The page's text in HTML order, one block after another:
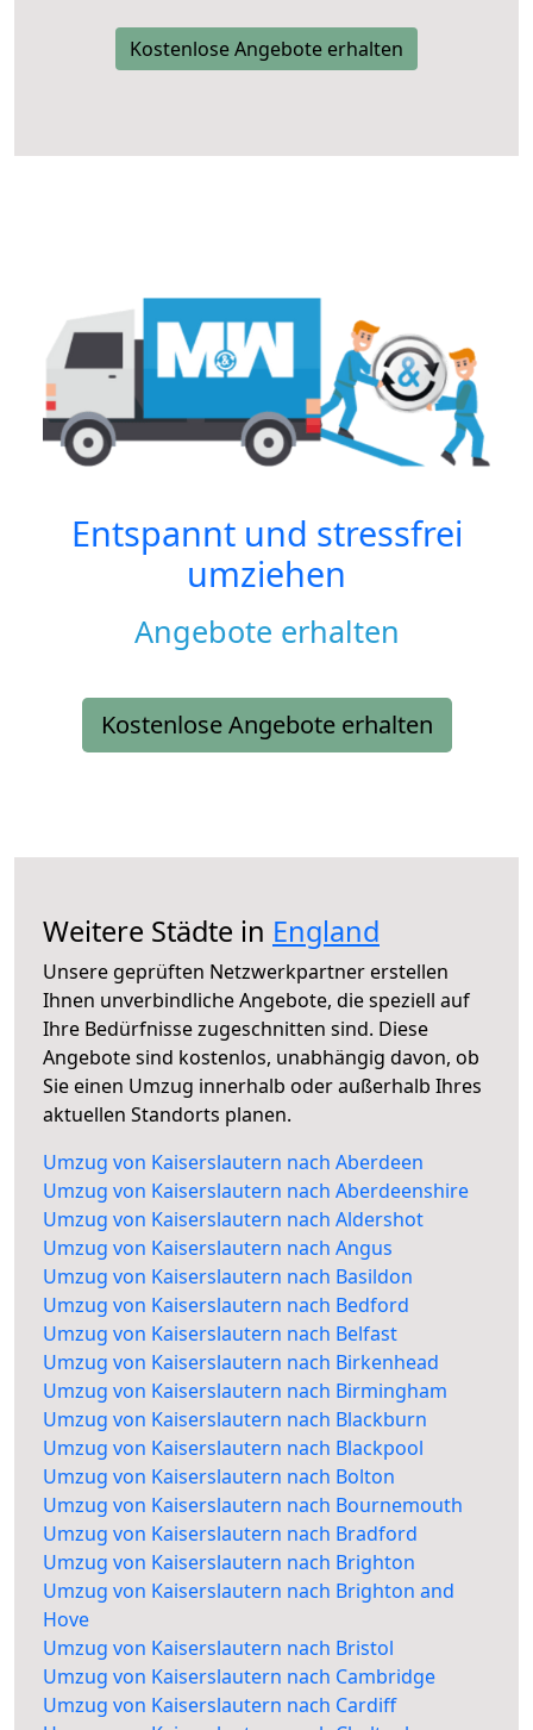
Kostenlose Angebote erhalten
Entspannt und stressfrei
umziehen
Angebote erhalten
Kostenlose Angebote erhalten
Weitere Städte in England
Unsere geprüften Netzwerkpartner erstellen
Ihnen unverbindliche Angebote, die speziell auf
Ihre Bedürfnisse zugeschnitten sind. Diese
Angebote sind kostenlos, unabhängig davon, ob
Sie einen Umzug innerhalb oder außerhalb Ihres
aktuellen Standorts planen.
Umzug von Kaiserslautern nach Aberdeen
Umzug von Kaiserslautern nach Aberdeenshire
Umzug von Kaiserslautern nach Aldershot
Umzug von Kaiserslautern nach Angus
Umzug von Kaiserslautern nach Basildon
Umzug von Kaiserslautern nach Bedford
Umzug von Kaiserslautern nach Belfast
Umzug von Kaiserslautern nach Birkenhead
Umzug von Kaiserslautern nach Birmingham
Umzug von Kaiserslautern nach Blackburn
Umzug von Kaiserslautern nach Blackpool
Umzug von Kaiserslautern nach Bolton
Umzug von Kaiserslautern nach Bournemouth
Umzug von Kaiserslautern nach Bradford
Umzug von Kaiserslautern nach Brighton
Umzug von Kaiserslautern nach Brighton and
Hove
Umzug von Kaiserslautern nach Bristol
Umzug von Kaiserslautern nach Cambridge
Umzug von Kaiserslautern nach Cardiff